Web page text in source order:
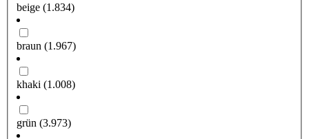
beige (1.834)
braun (1.967)
khaki (1.008)
grün (3.973)